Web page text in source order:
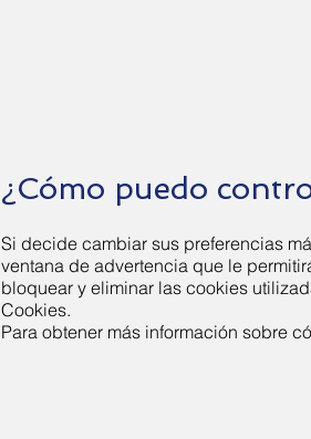
¿Cómo puedo
Si decide cambiar sus preferencias
ventana de advertencia que le
bloquear y eliminar las cookies
Cookies.
Para obtener más información sobre